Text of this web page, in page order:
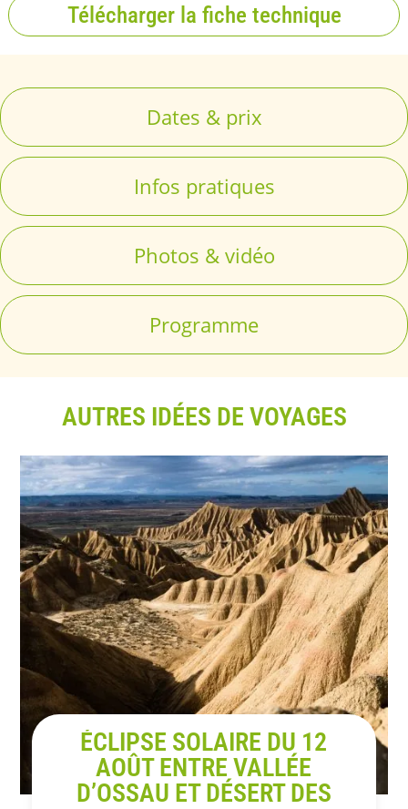
Télécharger la fiche technique
Programme
Dates & prix
Infos pratiques
Photos & vidéo
AUTRES IDÉES DE VOYAGES
ÉCLIPSE SOLAIRE DU 12
AOÛT ENTRE VALLÉE
D’OSSAU ET DÉSERT DES